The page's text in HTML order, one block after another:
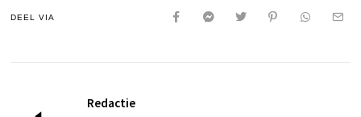
DEEL VIA
Redactie